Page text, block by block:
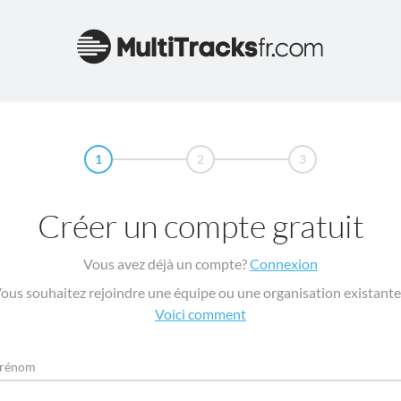
1 2 3
Créer un compte gratuit
Vous avez déjà un compte?Connexion
souhaitez rejoindre une équipe ou une organisation existante
Voici comment